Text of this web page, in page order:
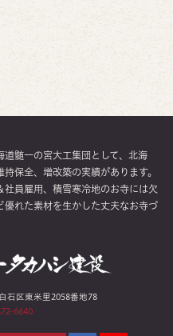
髄一の宮大工集団として、北海
保全、増改築の実績があります。
員雇用、積雪寒冷地のお寺には欠
れた素材を生かした丈夫なお寺づ
石区東米里2058番地78
6640